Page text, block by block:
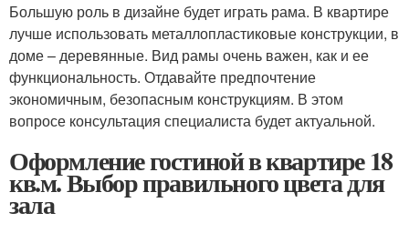
Большую роль в дизайне будет играть рама. В квартире
лучше использовать металлопластиковые конструкции, в
доме – деревянные. Вид рамы очень важен, как и ее
функциональность. Отдавайте предпочтение
экономичным, безопасным конструкциям. В этом
вопросе консультация специалиста будет актуальной.
Оформление гостиной в квартире 18
кв.м. Выбор правильного цвета для
зала